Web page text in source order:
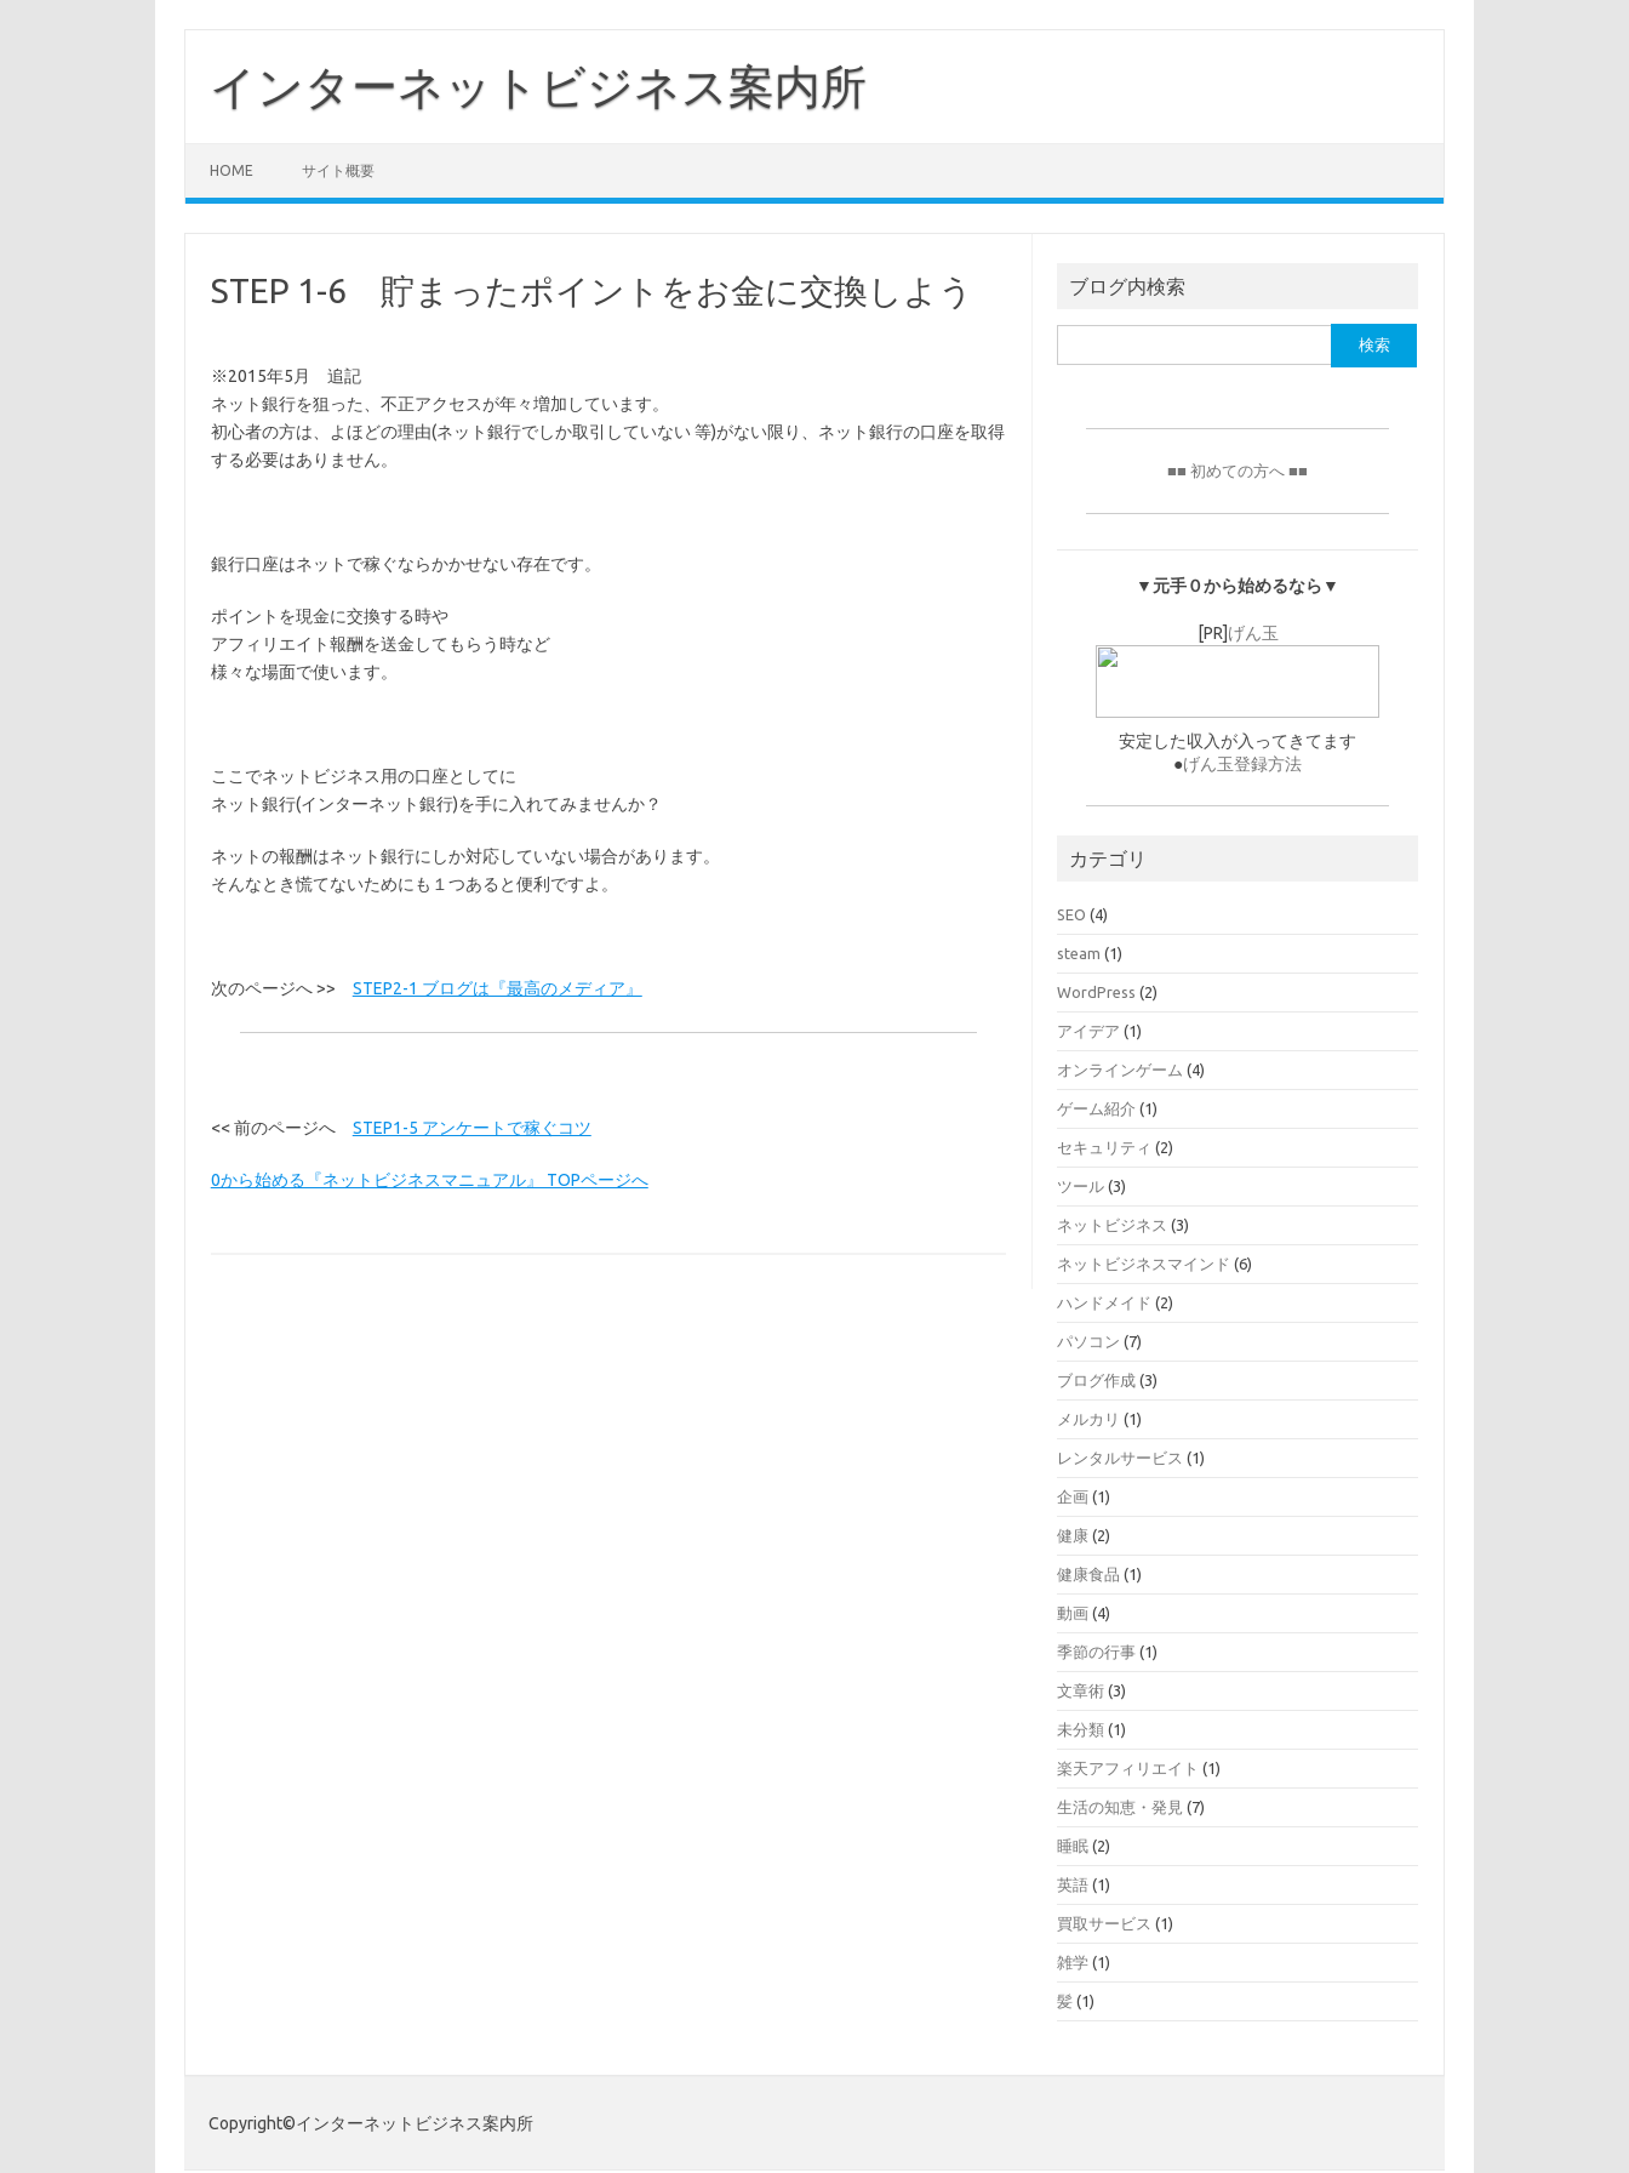
インターネットビジネス案内所
HOME サイト概要
STEP 1-6 貯まったポイントをお金に交換しよう
※2015年5月 追記
ネット銀行を狙った、不正アクセスが年々増加しています。
初心者の方は、よほどの理由(ネット銀行でしか取引していない 等)がない限り、ネット銀行の口座を取得
する必要はありません。
銀行口座はネットで稼ぐならかかせない存在です。
ポイントを現金に交換する時や
アフィリエイト報酬を送金してもらう時など
様々な場面で使います。
ここでネットビジネス用の口座としてに
ネット銀行(インターネット銀行)を手に入れてみませんか？
ネットの報酬はネット銀行にしか対応していない場合があります。
そんなとき慌てないためにも１つあると便利ですよ。
次のページへ >> STEP2-1 ブログは『最高のメディア』
<< 前のページへ STEP1-5 アンケートで稼ぐコツ
0から始める『ネットビジネスマニュアル』 TOPページへ
ブログ内検索
索:
■■ 初めての方へ ■■
▼元手０から始めるなら▼
[PR]げん玉
安定した収入が入ってきてます
●げん玉登録方法
カテゴリ
SEO (4)
steam (1)
WordPress (2)
アイデア (1)
オンラインゲーム (4)
ゲーム紹介 (1)
セキュリティ (2)
ツール (3)
ネットビジネス (3)
ネットビジネスマインド (6)
ハンドメイド (2)
パソコン (7)
ブログ作成 (3)
メルカリ (1)
レンタルサービス (1)
企画 (1)
健康 (2)
健康食品 (1)
動画 (4)
季節の行事 (1)
文章術 (3)
未分類 (1)
楽天アフィリエイト (1)
生活の知恵・発見 (7)
睡眠 (2)
英語 (1)
買取サービス (1)
雑学 (1)
髪 (1)
Copyright©インターネットビジネス案内所